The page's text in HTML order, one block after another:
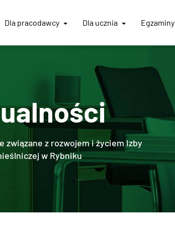
Dla pracodawcy Dla ucznia Egzaminy
związane z rozwojem i życiem Izby
w Rybniku